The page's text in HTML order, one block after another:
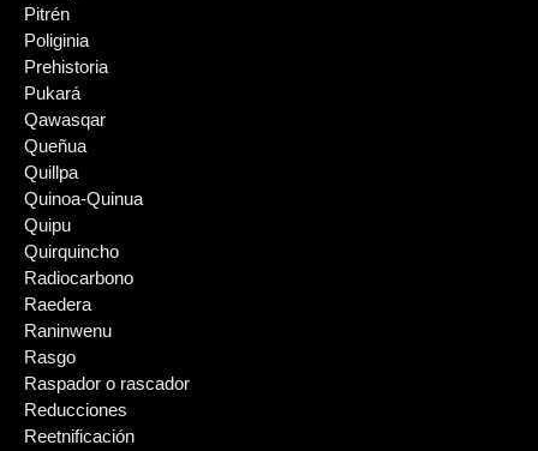
Pitrén
Poliginia
Prehistoria
Pukará
Qawasqar
Queñua
Quillpa
Quinoa-Quinua
Quipu
Quirquincho
Radiocarbono
Raedera
Raninwenu
Rasgo
Raspador o rascador
Reducciones
Reetnificación